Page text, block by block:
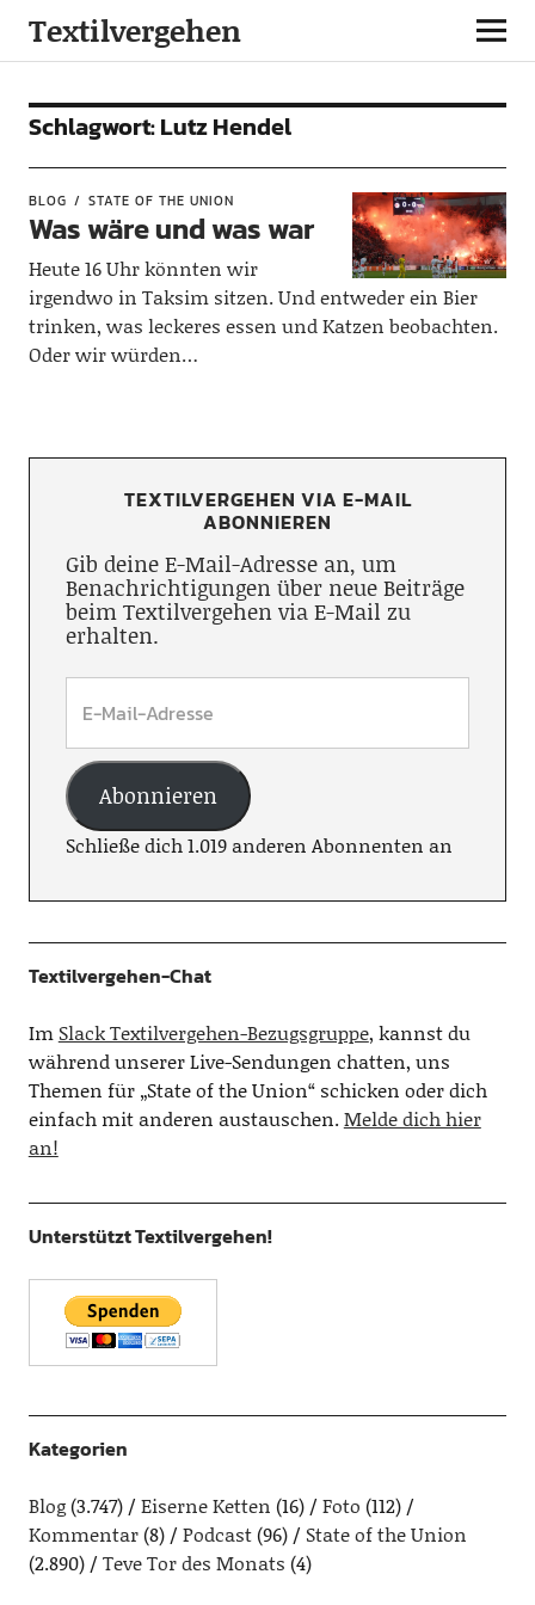
Textilvergehen
Schlagwort:Lutz Hendel
BLOG STATE OF THE UNION
Was wäre und was war
Heute 16 Uhr könnten wir
irgendwo in Taksim sitzen. Und entweder ein Bier
trinken, was leckeres essen und Katzen beobachten.
Oder wir würden…
TEXTILVERGEHEN VIA E-MAIL
ABONNIEREN
Gib deine E-Mail-Adresse an, um
Benachrichtigungen über neue Beiträge
beim Textilvergehen via E-Mail zu
erhalten.
Abonnieren
Schließe dich 1.019 anderen Abonnenten an
Textilvergehen-Chat
Im Slack Textilvergehen-Bezugsgruppe, kannst du
während unserer Live-Sendungen chatten, uns
Themen für „State of the Union“ schicken oder dich
einfach mit anderen austauschen.Melde dich hier
an!
Unterstützt Textilvergehen!
Kategorien
Blog(3.747) Eiserne Ketten (16) Foto (112)
Kommentar(8) Podcast(96)
State of the Union
(2.890)
Teve Tor des Monats (4)